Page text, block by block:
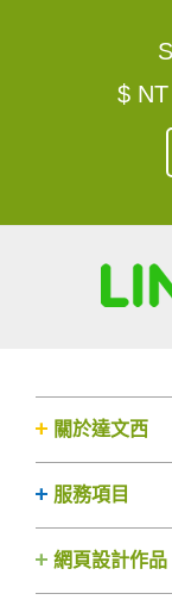
$
關於達文西
服務項目
網頁設計作品